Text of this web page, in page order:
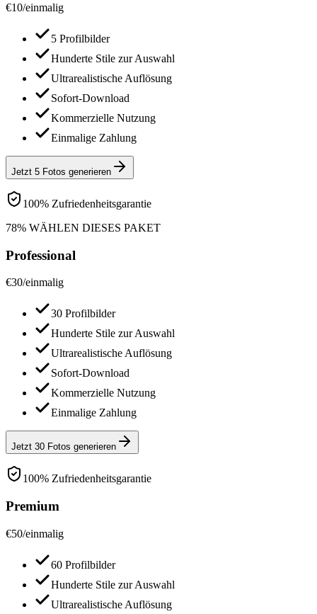
€10/einmalig
5 Profilbilder
Hunderte Stile zur Auswahl
Ultrarealistische Auflösung
Sofort-Download
Kommerzielle Nutzung
Einmalige Zahlung
Jetzt 5 Fotos generieren
100% Zufriedenheitsgarantie
78% WÄHLEN DIESES PAKET
Professional
€30/einmalig
30 Profilbilder
Hunderte Stile zur Auswahl
Ultrarealistische Auflösung
Sofort-Download
Kommerzielle Nutzung
Einmalige Zahlung
Jetzt 30 Fotos generieren
100% Zufriedenheitsgarantie
Premium
€50/einmalig
60 Profilbilder
Hunderte Stile zur Auswahl
Ultrarealistische Auflösung